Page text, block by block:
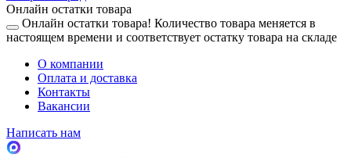
Онлайн остатки товара
Онлайн остатки товара! Количество товара меняется в
настоящем времени и соответствует остатку товара на складе
О компании
Оплата и доставка
Контакты
Вакансии
Написать нам